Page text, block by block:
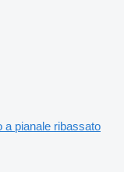
a pianale ribassato